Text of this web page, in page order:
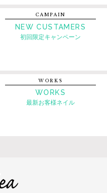
CAMPAIN
NEW CUSTAMERS
初回限定キャンペーン
WORKS
WORKS
最新お客様ネイル